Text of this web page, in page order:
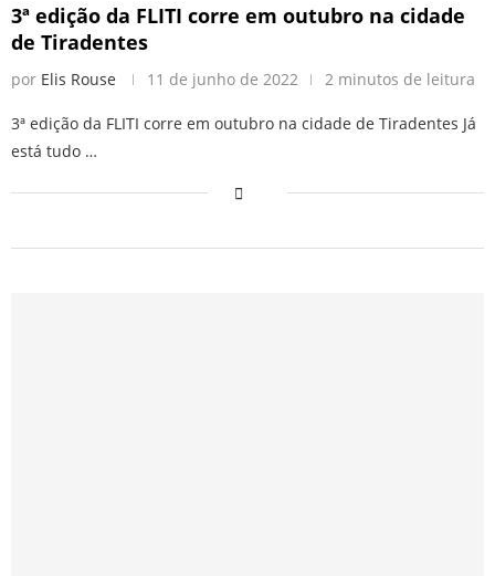
3ª edição da FLITI corre em outubro na cidade
de Tiradentes
por Elis Rouse 11 de junho de 2022 2 minutos de leitura
3ª edição da FLITI corre em outubro na cidade de Tiradentes Já
está tudo …